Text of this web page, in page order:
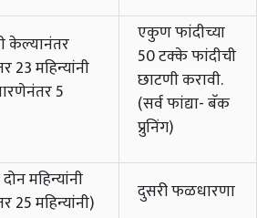
23 महिन्यांनी
5
एकुण फांदीच्या
50 टक्के फांदीची
छाटणी करावी.
(सर्व फांद्या- बॅक
प्रुनिंग)
महिन्यांनी
25 महिन्यांनी)
दुसरी फळधारणा